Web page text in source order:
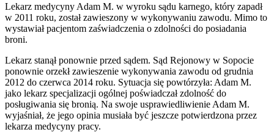
Lekarz medycyny Adam M. w wyroku sądu karnego, który zapadł
w 2011 roku, został zawieszony w wykonywaniu zawodu. Mimo to
wystawiał pacjentom zaświadczenia o zdolności do posiadania
broni.
Lekarz stanął ponownie przed sądem. Sąd Rejonowy w Sopocie
ponownie orzekł zawieszenie wykonywania zawodu od grudnia
2012 do czerwca 2014 roku. Sytuacja się powtórzyła: Adam M.
jako lekarz specjalizacji ogólnej poświadczał zdolność do
posługiwania się bronią. Na swoje usprawiedliwienie Adam M.
wyjaśniał, że jego opinia musiała być jeszcze potwierdzona przez
lekarza medycyny pracy.